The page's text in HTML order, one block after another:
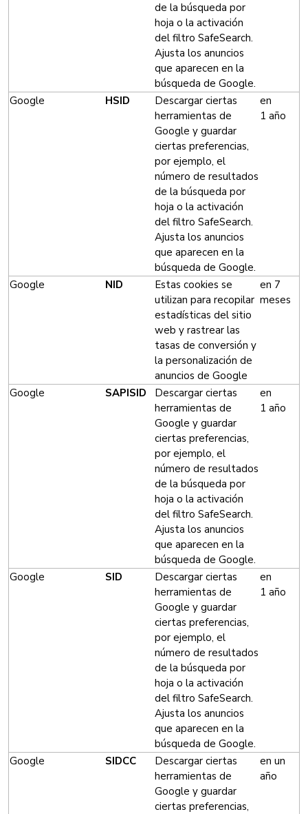
de la búsqueda por
hoja o la activación
del filtro SafeSearch.
Ajusta los anuncios
que aparecen en la
búsqueda de Google.
Google HSID
Descargar ciertas
herramientas de
Google y guardar
ciertas preferencias,
por ejemplo, el
número de resultados
de la búsqueda por
hoja o la activación
del filtro SafeSearch.
Ajusta los anuncios
que aparecen en la
búsqueda de Google.
en
1 año
Google NID
Estas cookies se
utilizan para recopilar
estadísticas del sitio
web y rastrear las
tasas de conversión y
la personalización de
anuncios de Google
en 7
meses
Google SAPISID
Descargar ciertas
herramientas de
Google y guardar
ciertas preferencias,
por ejemplo, el
número de resultados
de la búsqueda por
hoja o la activación
del filtro SafeSearch.
Ajusta los anuncios
que aparecen en la
búsqueda de Google.
en
1 año
Google SID
Descargar ciertas
herramientas de
Google y guardar
ciertas preferencias,
por ejemplo, el
número de resultados
de la búsqueda por
hoja o la activación
del filtro SafeSearch.
Ajusta los anuncios
que aparecen en la
búsqueda de Google.
en
1 año
Google SIDCC
Descargar ciertas
herramientas de
Google y guardar
ciertas preferencias,
en un
año